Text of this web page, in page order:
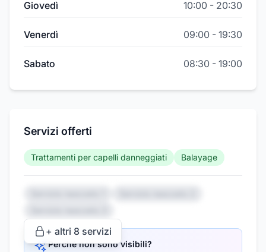
Giovedì 10:00 - 20:30
Venerdì 09:00 - 19:30
Sabato 08:30 - 19:00
Servizi offerti
Trattamenti per capelli danneggiati Balayage
+ altri 8 servizi
Perché non sono visibili?